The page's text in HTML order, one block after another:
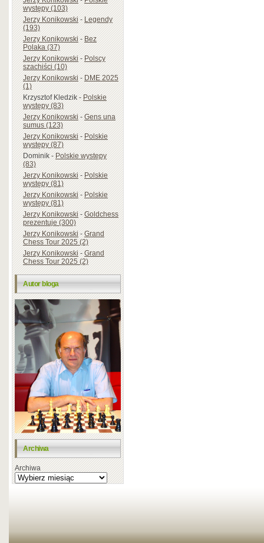
występy (103)
Jerzy Konikowski-Legendy
(193)
Jerzy Konikowski-Bez
Polaka (37)
Jerzy Konikowski-Polscy
szachiści (10)
Jerzy Konikowski-DME 2025
(1)
Krzysztof Kledzik-Polskie
występy (83)
Jerzy Konikowski-Gens una
sumus (123)
Jerzy Konikowski-Polskie
występy (87)
Dominik-Polskie występy
(83)
Jerzy Konikowski-Polskie
występy (81)
Jerzy Konikowski-Polskie
występy (81)
Jerzy Konikowski-Goldchess
prezentuje (300)
Jerzy Konikowski-Grand
Chess Tour 2025 (2)
Jerzy Konikowski-Grand
Chess Tour 2025 (2)
Autor bloga
Archiwa
Archiwa